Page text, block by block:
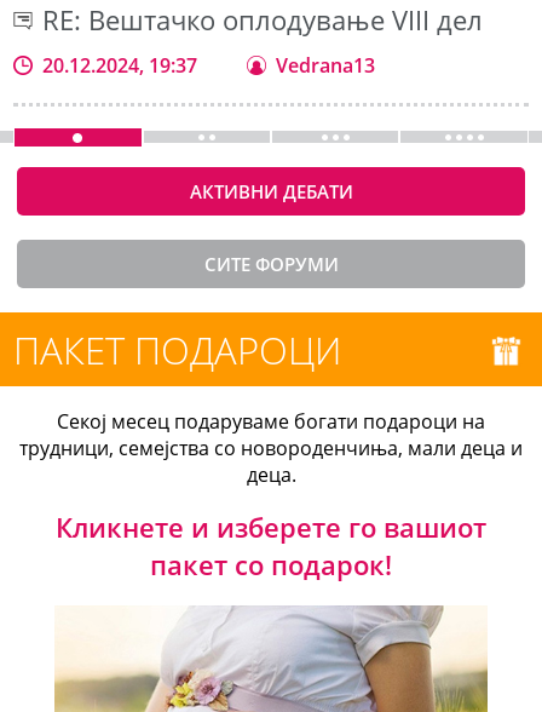
RE: Вештачко оплодување VIII дел
20.12.2024, 19:37 Vedrana13
АКТИВНИ ДЕБАТИ
СИТЕ ФОРУМИ
ПАКЕТ ПОДАРОЦИ
Секој месец подаруваме богати подароци на
трудници, семејства со новороденчиња, мали деца и
деца.
Кликнете и изберете го вашиот
пакет со подарок!